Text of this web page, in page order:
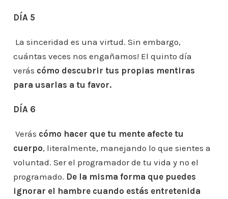
DÍA 5
La sinceridad es una virtud. Sin embargo,
cuántas veces nos engañamos! El quinto día
verás cómo descubrir tus propias mentiras
para usarlas a tu favor.
DÍA 6
Verás cómo hacer que tu mente afecte tu
cuerpo, literalmente, manejando lo que sientes a
voluntad. Ser el programador de tu vida y no el
programado. De la misma forma que puedes
ignorar el hambre cuando estás entretenida